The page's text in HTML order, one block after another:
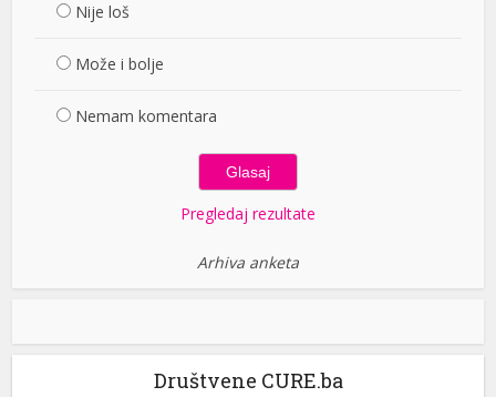
Nije loš
Može i bolje
Nemam komentara
Pregledaj rezultate
Arhiva anketa
Društvene CURE.ba